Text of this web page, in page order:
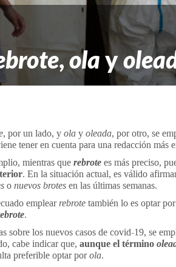
,olay
, por un lado, y ola y oleada, por otro, se
tener en cuenta para una redacción más
mientras que rebrote es más preciso,
. En la situación actual, es válido
o nuevos brotes en las últimas semanas.
emplear rebrote también lo es optar por
.
sobre los nuevos casos de covid-19, se
cabe indicar que, aunque el término
preferible optar porola.